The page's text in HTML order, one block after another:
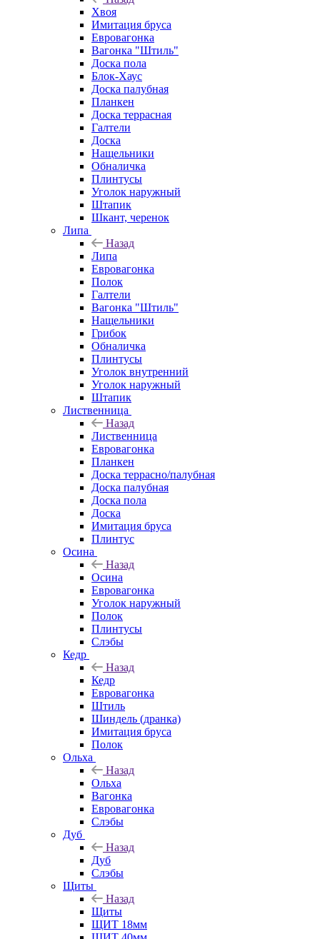
Хвоя
Имитация бруса
Евровагонка
Вагонка "Штиль"
Доска пола
Блок-Хаус
Доска палубная
Планкен
Доска террасная
Галтели
Доска
Нащельники
Обналичка
Плинтусы
Уголок наружный
Штапик
Шкант, черенок
Липа
Назад
Липа
Евровагонка
Полок
Галтели
Вагонка "Штиль"
Нащельники
Грибок
Обналичка
Плинтусы
Уголок внутренний
Уголок наружный
Штапик
Лиственница
Назад
Лиственница
Евровагонка
Планкен
Доска террасно/палубная
Доска палубная
Доска пола
Доска
Имитация бруса
Плинтус
Осина
Назад
Осина
Евровагонка
Уголок наружный
Полок
Плинтусы
Слэбы
Кедр
Назад
Кедр
Евровагонка
Штиль
Шиндель (дранка)
Имитация бруса
Полок
Ольха
Назад
Ольха
Вагонка
Евровагонка
Слэбы
Дуб
Назад
Дуб
Слэбы
Щиты
Назад
Щиты
ЩИТ 18мм